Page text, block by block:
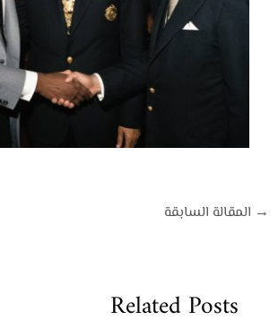
→ المقالة السابقة
Related Posts